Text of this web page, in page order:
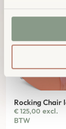
Rocking Chair
€125,00 excl.
BTW